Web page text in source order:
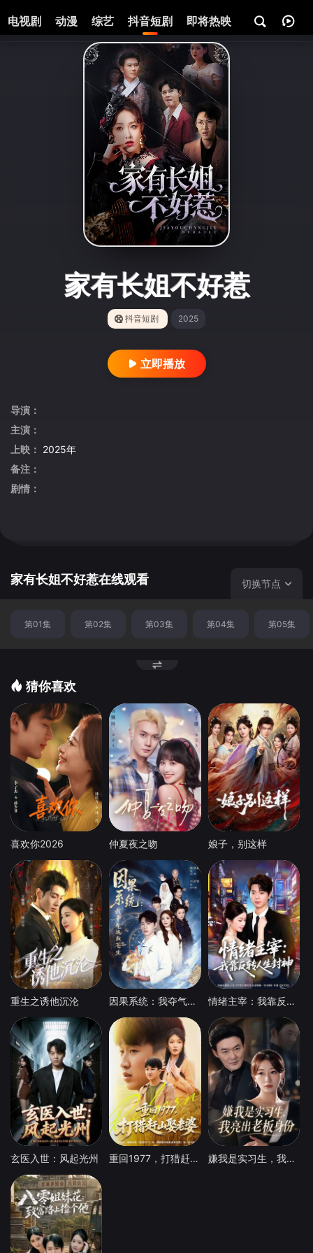
电视剧 动漫 综艺 抖音短剧 即将热映 资讯
家有长姐不好惹
抖音短剧 2025
立即播放
导演：
主演：
上映： 2025年
备注：
剧情：
家有长姐不好惹在线观看 切换节点
第01集 第02集 第03集 第04集 第05集
猜你喜欢
喜欢你2026 仲夏夜之吻 娘子，别这样
重生之诱他沉沦 因果系统：我夺气运救苍生 情绪主宰：我靠反转人生封神
玄医入世：风起光州 重回1977，打猎赶山娶老婆 嫌我是实习生，我亮出老板身份